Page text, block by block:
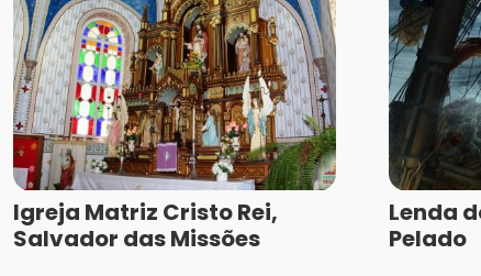
Igreja Matriz Cristo Rei,
Salvador das Missões
Lenda
Pelado